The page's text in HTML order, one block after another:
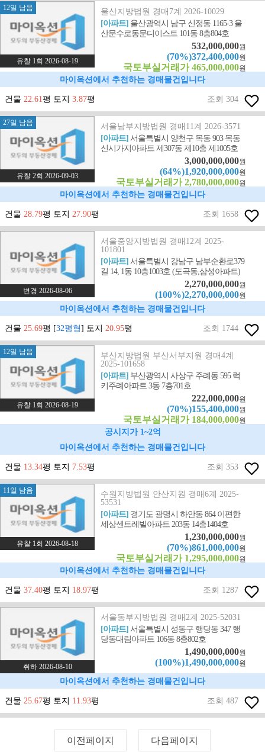
12일 남음
유찰 1회 2026-08-19
울산지방법원 경매7계 2026-10029
[아파트] 울산광역시 남구 신정동 1165-3 울
산문수로동문디이스트 101동 8층804호
532,000,000원
(70%)372,400,000원
국토부실거래가 465,000,000원
마이옥션에서 추천하는 경매물건입니다
건물 22.61평 토지 3.87평 조회 304
27일 남음
유찰 2회 2026-09-03
서울남부지방법원 경매11계 2026-3571
[아파트]서울특별시 양천구 목동 903 목동
신시가지아파트 제307동 제10층 제1005호
3,000,000,000원
(64%)1,920,000,000원
국토부실거래가 2,780,000,000원
마이옥션에서 추천하는 경매물건입니다
건물 28.79평 토지 27.90평 조회 1658
변경 2026-08-06
서울중앙지방법원 경매12계 2025-
101801
[아파트]서울특별시 강남구 남부순환로379
길 14, 1동 10층1003호 (도곡동,삼성아파트)
2,270,000,000원
(100%)2,270,000,000원
마이옥션에서 추천하는 경매물건입니다
건물 25.69평 [32평형] 토지 20.95평 조회 1744
12일 남음
유찰 1회 2026-08-19
부산지방법원 부산서부지원 경매4계
2025-101658
[아파트] 부산광역시 사상구 주례동 595 럭
키주례아파트 3동 7층701호
222,000,000원
(70%)155,400,000원
국토부실거래가 184,000,000원
공시지가 1~2억
마이옥션에서 추천하는 경매물건입니다
건물 13.34평 토지 7.53평 조회 353
11일 남음
유찰 1회 2026-08-18
수원지방법원 안산지원 경매6계 2025-
53531
[아파트] 경기도 광명시 하안동 864 이편한
세상센트레빌아파트 203동 14층1404호
1,230,000,000원
(70%)861,000,000원
국토부실거래가 1,295,000,000원
마이옥션에서 추천하는 경매물건입니다
건물 37.40평 토지 18.97평 조회 1287
취하 2026-08-10
서울동부지방법원 경매2계 2025-52031
[아파트]서울특별시 성동구 행당동 347 행
당동대림아파트 106동 8층802호
1,490,000,000원
(100%)1,490,000,000원
마이옥션에서 추천하는 경매물건입니다
건물 25.67평 토지 11.93평 조회 487
이전페이지 다음페이지